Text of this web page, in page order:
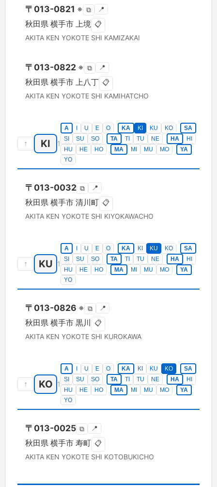
〒 013-0821 ※ ⧉ 📍
秋田県 横手市 上境 📋
AKITA KEN YOKOTE SHI KAMIZAKAI
〒 013-0822 ※ ⧉ 📍
秋田県 横手市 上八丁 📋
AKITA KEN YOKOTE SHI KAMIHATCHO
↑ KI 1
A U E O KA KI KU KO
SA
SI
SU SO TA TI TU NE HA
HI
HU
HE HO MA MI MU MO
YA
YO
〒 013-0032 ⧉ 📍
秋田県 横手市 清川町 📋
AKITA KEN YOKOTE SHI KIYOKAWACHO
↑ KU 1
A U E O KA KI KU KO
SA
SI
SU SO TA TI TU NE HA
HI
HU
HE HO MA MI MU MO
YA
YO
〒 013-0826 ※ ⧉ 📍
秋田県 横手市 黒川 📋
AKITA KEN YOKOTE SHI KUROKAWA
↑ KO 1
A U E O KA KI KU KO
SA
SI
SU SO TA TI TU NE HA
HI
HU
HE HO MA MI MU MO
YA
YO
〒 013-0025 ⧉ 📍
秋田県 横手市 寿町 📋
AKITA KEN YOKOTE SHI KOTOBUKICHO